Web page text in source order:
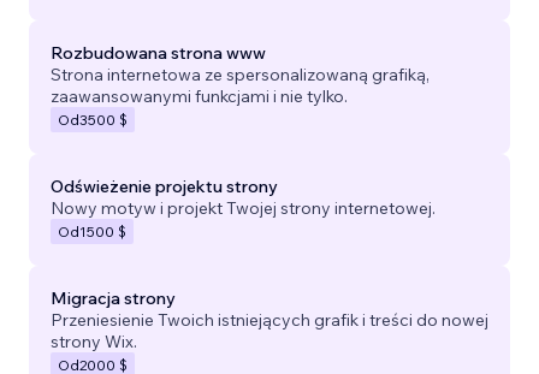
Rozbudowana strona www
Strona internetowa ze spersonalizowaną grafiką,
zaawansowanymi funkcjami i nie tylko.
Od3500 $
Odświeżenie projektu strony
Nowy motyw i projekt Twojej strony internetowej.
Od1500 $
Migracja strony
Przeniesienie Twoich istniejących grafik i treści do nowej
strony Wix.
Od2000 $